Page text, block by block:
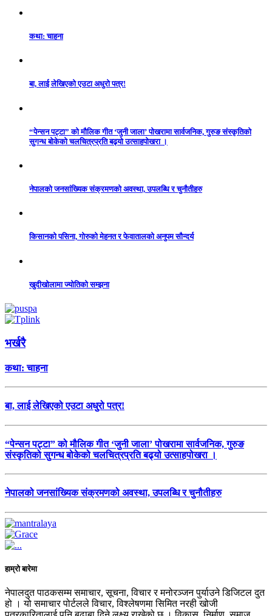
कथा: चाहना
बा, लाई लेखिएको एउटा अधुरो पत्र!
“पेन्सन पट्टा” को मौलिक गीत ‘जुनी जाला’ पोखरामा सार्वजनिक, गुरुङ संस्कृतिको
सुगन्ध बोकेको चलचित्रप्रति बढ्यो उत्साहपोखरा ।
नेपालको जनसांख्यिक संक्रमणको अवस्था, उपलब्धि र चुनौतीहरु
किसानको पसिना, गोरुको मेहनत र फेवातालको अनुपम सौन्दर्य
खुदीखोलामा ज्योतिको सम्झना
भर्खरै
कथा: चाहना
बा, लाई लेखिएको एउटा अधुरो पत्र!
“पेन्सन पट्टा” को मौलिक गीत ‘जुनी जाला’ पोखरामा सार्वजनिक, गुरुङ
संस्कृतिको सुगन्ध बोकेको चलचित्रप्रति बढ्यो उत्साहपोखरा ।
नेपालको जनसांख्यिक संक्रमणको अवस्था, उपलब्धि र चुनौतीहरु
हाम्रो बारेमा
नेपालदुत पाठकसम्म समाचार, सूचना, विचार र मनोरञ्जन पुर्याउने डिजिटल दुत
हो । यो समाचार पोर्टलले विचार, विश्लेषणमा सिमित नरही खोजी